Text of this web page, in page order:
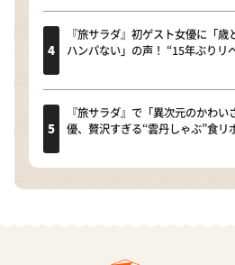
『旅サラダ』初ゲスト女優に「
ハンパない」の声！ “15年ぶりリ
『旅サラダ』で「異次元のかわ
優、贅沢すぎる“雲丹しゃぶ”食リ